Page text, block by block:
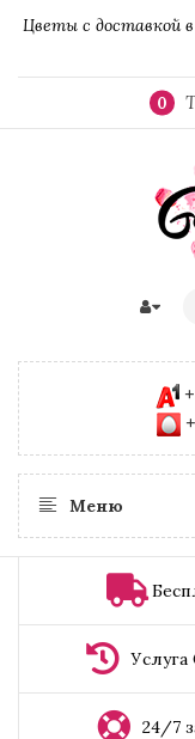
Цветы с доставкой
0
Меню
24/7